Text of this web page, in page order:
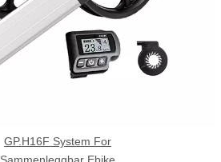
GP.H16F System For